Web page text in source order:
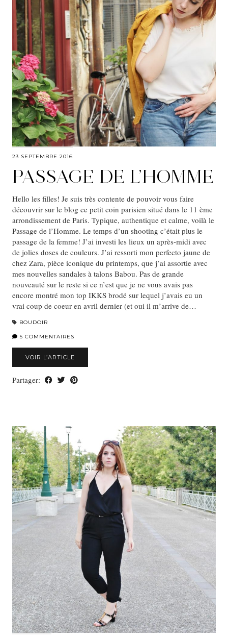
23 SEPTEMBRE 2016
PASSAGE DE L’HOMME
Hello les filles! Je suis très contente de pouvoir vous faire
découvrir sur le blog ce petit coin parisien situé dans le 11 ème
arrondissement de Paris. Typique, authentique et calme, voilà le
Passage de l’Homme. Le temps d’un shooting c’était plus le
passage de la femme! J’ai investi les lieux un après-midi avec
de jolies doses de couleurs. J’ai ressorti mon perfecto jaune de
chez Zara, pièce iconique du printemps, que j’ai assortie avec
mes nouvelles sandales à talons Babou. Pas de grande
nouveauté sur le reste si ce n’est que je ne vous avais pas
encore montré mon top IKKS brodé sur lequel j’avais eu un
vrai coup de coeur en avril dernier (et oui il m’arrive de…
BOUDOIR
5 COMMENTAIRES
VOIR L’ARTICLE
Partager: